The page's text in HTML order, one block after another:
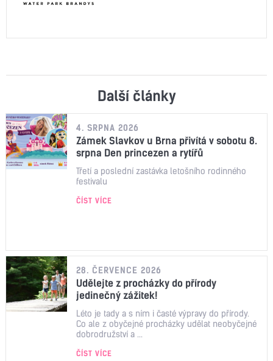
Další články
4. SRPNA 2026
Zámek Slavkov u Brna přivítá v sobotu 8.
srpna Den princezen a rytířů
Třetí a poslední zastávka letošního rodinného
festivalu
ČÍST VÍCE
28. ČERVENCE 2026
Udělejte z procházky do přírody
jedinečný zážitek!
Léto je tady a s ním i časté výpravy do přírody.
Co ale z obyčejné procházky udělat neobyčejné
dobrodružství a ...
ČÍST VÍCE